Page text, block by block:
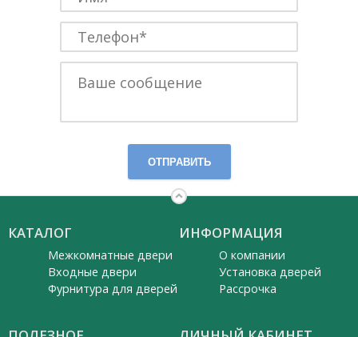
ОТПРАВИТЬ
КАТАЛОГ
Межкомнатные двери
Входные двери
Фурнитура для дверей
ИНФОРМАЦИЯ
О компании
Установка дверей
Рассрочка